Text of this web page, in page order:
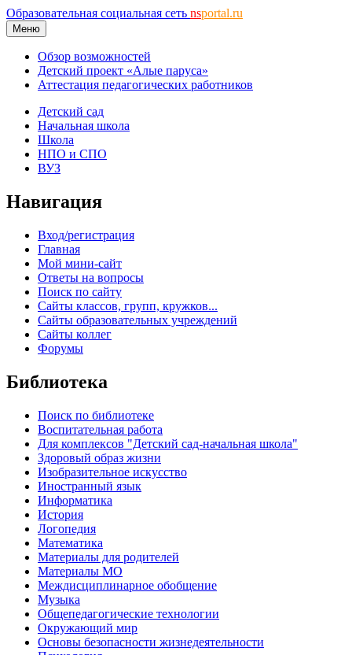
Образовательная социальная сеть nsportal.ru
Меню
Обзор возможностей
Детский проект «Алые паруса»
Аттестация педагогических работников
Детский сад
Начальная школа
Школа
НПО и СПО
ВУЗ
Навигация
Вход/регистрация
Главная
Мой мини-сайт
Ответы на вопросы
Поиск по сайту
Сайты классов, групп, кружков...
Сайты образовательных учреждений
Сайты коллег
Форумы
Библиотека
Поиск по библиотеке
Воспитательная работа
Для комплексов "Детский сад-начальная школа"
Здоровый образ жизни
Изобразительное искусство
Иностранный язык
Информатика
История
Логопедия
Математика
Материалы для родителей
Материалы МО
Междисциплинарное обобщение
Музыка
Общепедагогические технологии
Окружающий мир
Основы безопасности жизнедеятельности